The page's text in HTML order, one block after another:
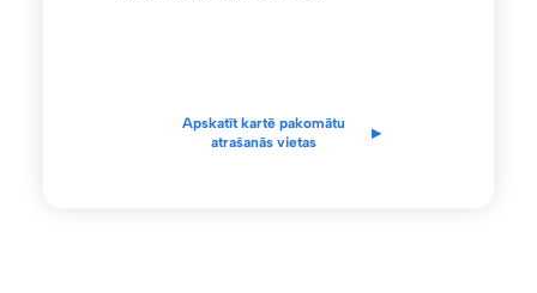
Apskatīt kartē pakomātu
atrašanās vietas
▸